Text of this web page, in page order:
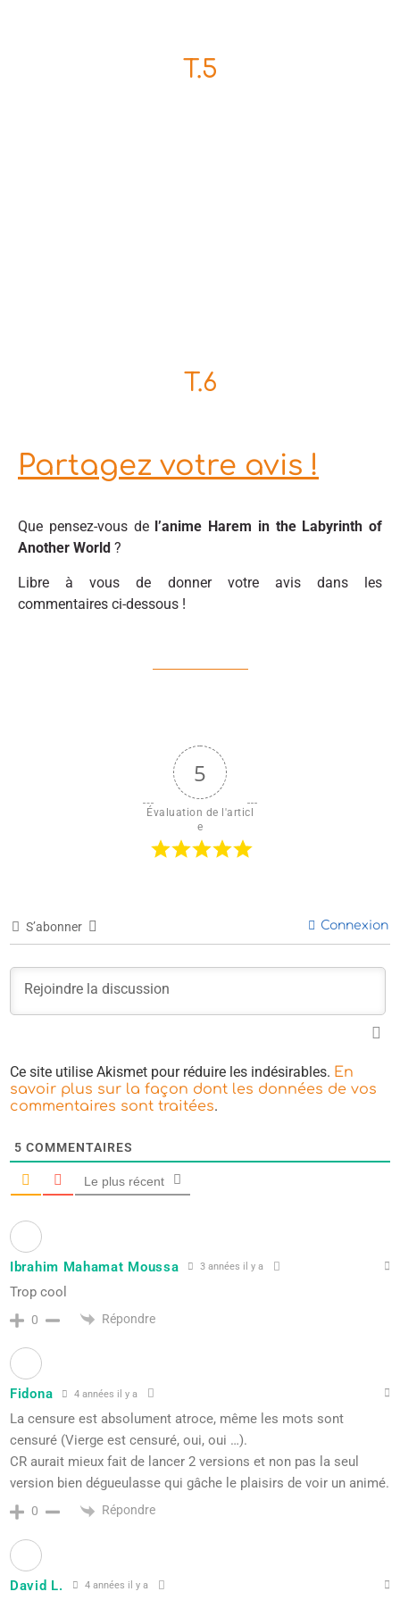
T.5
T.6
Partagez votre avis !
Que pensez-vous de l’anime Harem in the Labyrinth of
Another World ?
Libre à vous de donner votre avis dans les
commentaires ci-dessous !
5
Évaluation de l'articl
e
S’abonner Connexion
Ce site utilise Akismet pour réduire les indésirables. En
savoir plus sur la façon dont les données de vos
commentaires sont traitées.
5 COMMENTAIRES
Le plus récent
Ibrahim Mahamat Moussa 3 années il y a
Trop cool
0 Répondre
Fidona 4 années il y a
La censure est absolument atroce, même les mots sont
censuré (Vierge est censuré, oui, oui …).
CR aurait mieux fait de lancer 2 versions et non pas la seul
version bien dégueulasse qui gâche le plaisirs de voir un animé.
0 Répondre
David L. 4 années il y a